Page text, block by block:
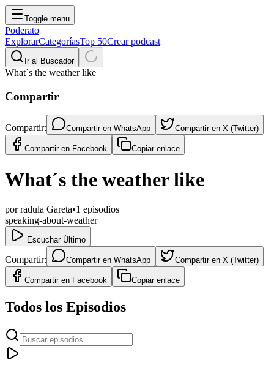
Toggle menu
Poderato
ExplorarCategoríasTop 50Crear podcast
Ir al Buscador
What´s the weather like
Compartir
Compartir: Compartir en WhatsApp Compartir en X (Twitter)
Compartir en Facebook Copiar enlace
What´s the weather like
porradula Gareta•1 episodios
speaking-about-weather
Escuchar Último
Compartir: Compartir en WhatsApp Compartir en X (Twitter)
Compartir en Facebook Copiar enlace
Todos los Episodios